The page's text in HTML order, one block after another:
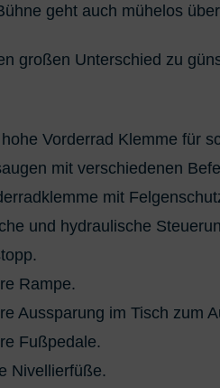
geht auch mühelos
großen Unterschied zu
Vorderrad Klemme für
mit verschiedenen
mit
und hydraulische
Rampe.
Aussparung im Tisch zum
Fußpedale.
Nivellierfüße.